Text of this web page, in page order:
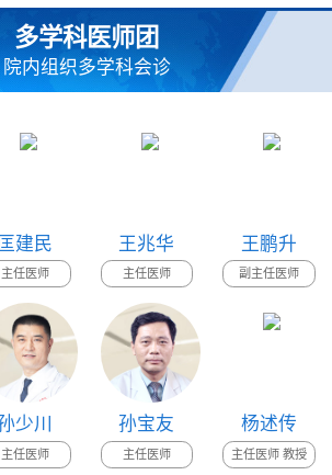
多学科医师团
院内组织多学科会诊
匡建民
主任医师
王兆华
主任医师
王鹏升
副主任医师
少川
主任医师
孙宝友
主任医师
杨述传
主任医师 教授